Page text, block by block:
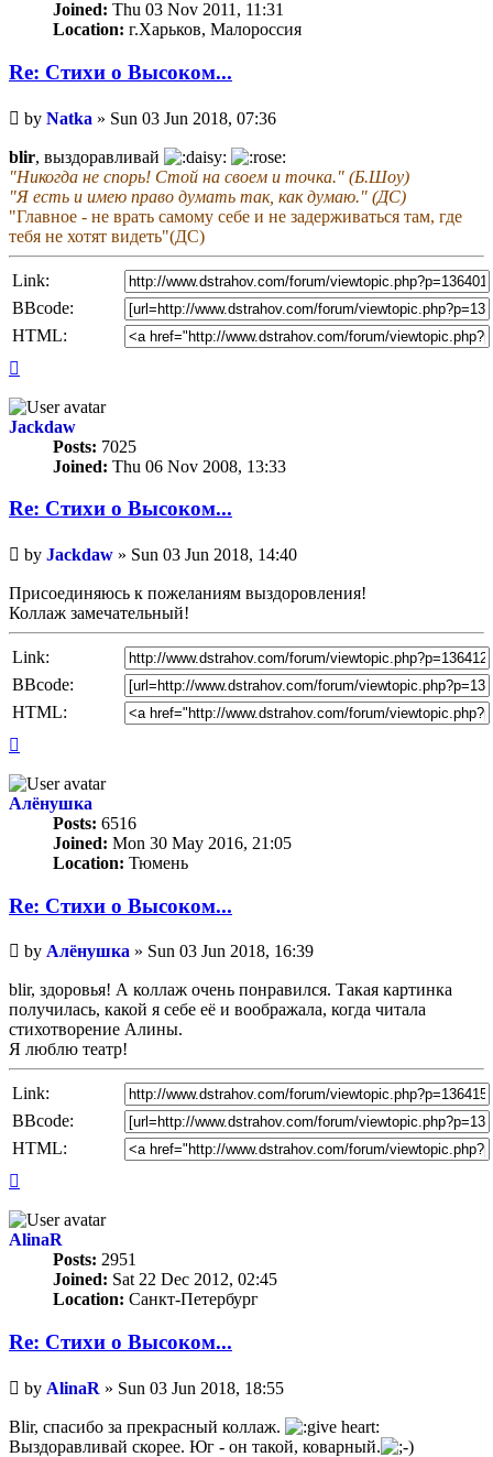
Joined: Thu 03 Nov 2011, 11:31
Location: г.Харьков, Малороссия
Re: Стихи о Высоком...
Unread
post
by Natka » Sun 03 Jun 2018, 07:36
blir, выздоравливай
"Никогда не спорь! Стой на своем и точка." (Б.Шоу)
"Я есть и имею право думать так, как думаю." (ДС)
"Главное - не врать самому себе и не задерживаться там, где
тебя не хотят видеть"(ДС)
Link:
BBcode:
HTML:
Jackdaw
Posts: 7025
Joined: Thu 06 Nov 2008, 13:33
Re: Стихи о Высоком...
Unread
post
by Jackdaw » Sun 03 Jun 2018, 14:40
Присоединяюсь к пожеланиям выздоровления!
Коллаж замечательный!
Link:
BBcode:
HTML:
Алёнушка
Posts: 6516
Joined: Mon 30 May 2016, 21:05
Location: Тюмень
Re: Стихи о Высоком...
Unread
post
by Алёнушка » Sun 03 Jun 2018, 16:39
blir, здоровья! А коллаж очень понравился. Такая картинка
получилась, какой я себе её и воображала, когда читала
стихотворение Алины.
Я люблю театр!
Link:
BBcode:
HTML:
AlinaR
Posts: 2951
Joined: Sat 22 Dec 2012, 02:45
Location: Санкт-Петербург
Re: Стихи о Высоком...
Unread
post
by AlinaR » Sun 03 Jun 2018, 18:55
Blir, спасибо за прекрасный коллаж.
Выздоравливай скорее. Юг - он такой, коварный.